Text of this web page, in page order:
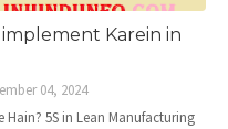
implement Karein in
04, 2024
Hain? 5S in Lean Manufacturing